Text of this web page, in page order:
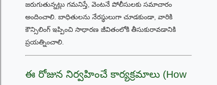
జరుగుతున్నట్లు గమనిస్తే, వెంటనే పోలీసులకు సమాచారం
అందించాలి. బాధితులను నేరస్థులుగా చూడకుండా, వారికి
కౌన్సిలింగ్ ఇప్పించి సాధారణ జీవితంలోకి తీసుకురావడానికి
ప్రయత్నించాలి.
ఈ రోజున నిర్వహించే కార్యక్రమాలు (How